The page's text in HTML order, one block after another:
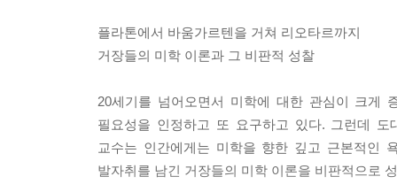
참된 애도의 정치학 | 비동일성의 사유 | 변증법적
19. 메를로-퐁티 : 몸과 세계의 공생적 소통
20. 리오타르 : 포스트모던 시대의 숭고의 미학
기만적 환상의 끝과 포스트모던 시대 | 전위적 예
읽을거리
플라톤에서 바움가르텐을 거쳐 리오타르까지
거장들의 미학 이론과 그 비판적 성찰
20세기를 넘어오면서 미학에 대한 관심이 크게
필요성을 인정하고 또 요구하고 있다. 그런데
교수는 인간에게는 미학을 향한 깊고 근본적인
발자취를 남긴 거장들의 미학 이론을 비판적으로